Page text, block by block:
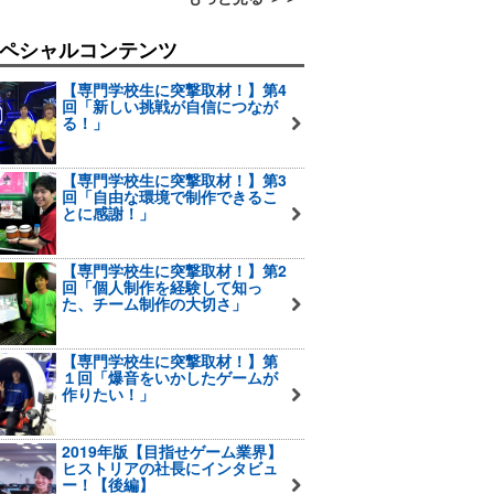
シャルコンテンツ
【専門学校生に突撃取材！】第4
回「新しい挑戦が自信につなが
る！」
【専門学校生に突撃取材！】第3
回「自由な環境で制作できるこ
とに感謝！」
【専門学校生に突撃取材！】第2
回「個人制作を経験して知っ
た、チーム制作の大切さ」
【専門学校生に突撃取材！】第
１回「爆音をいかしたゲームが
作りたい！」
2019年版【目指せゲーム業界】
ヒストリアの社長にインタビュ
ー！【後編】